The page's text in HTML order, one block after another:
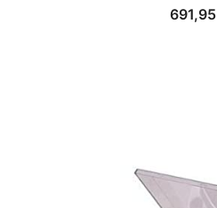
691,95